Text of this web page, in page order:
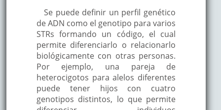
Se puede definir un perfil genético
de ADN como el genotipo para varios
STRs formando un código, el cual
permite diferenciarlo o relacionarlo
biológicamente con otras personas.
Por ejemplo, una pareja de
heterocigotos para alelos diferentes
puede tener hijos con cuatro
genotipos distintos, lo que permite